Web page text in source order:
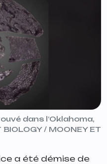
dans l’Oklahoma,
/ MOONEY ET
a été démise de